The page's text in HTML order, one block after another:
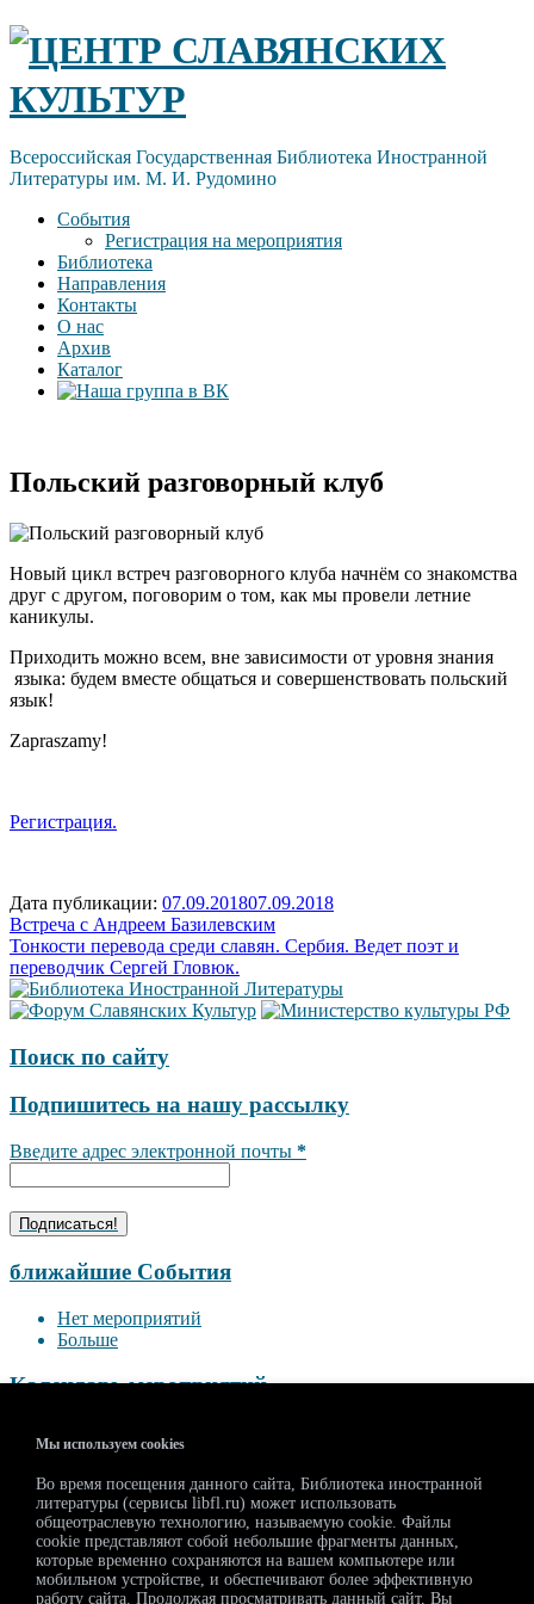
Skip
content
ЦЕНТР СЛАВЯНСКИХ
КУЛЬТУР
Всероссийская Государственная Библиотека Иностранной
Литературы им. М. И. Рудомино
События
Регистрация на мероприятия
Библиотека
Направления
Контакты
О нас
Архив
Каталог
Польский разговорный клуб
Новый цикл встреч разговорного клуба начнём со знакомства
друг с другом, поговорим о том, как мы провели летние
каникулы.
Приходить можно всем, вне зависимости от уровня знания
языка: будем вместе общаться и совершенствовать польский
язык!
Zapraszamy!
Регистрация.
Дата публикации: 07.09.201807.09.2018
Навигация
по
записям
Встреча с Андреем Базилевским
Тонкости перевода среди славян. Сербия. Ведет поэт и
переводчик Сергей Гловюк.
Поиск по сайту
Подпишитесь на нашу рассылку
Введите адрес электронной почты *
ближайшие События
Нет мероприятий
Больше
Календарь мероприятий
Август 2026
>>
28 29 30 31 1
2
4 5 6 7 8
9
11 12 13 14 15 16
18 19 20 21 22 23
25 26 27 28 29 30
Мы используем cookies
Во время посещения данного сайта, Библиотека иностранной
литературы (сервисы libfl.ru) может использовать
общеотраслевую технологию, называемую cookie. Файлы
cookie представляют собой небольшие фрагменты данных,
которые временно сохраняются на вашем компьютере или
мобильном устройстве, и обеспечивают более эффективную
работу сайта. Продолжая просматривать данный сайт, Вы